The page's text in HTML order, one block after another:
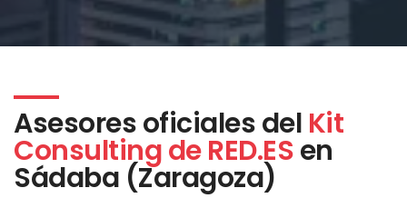
Asesores oficiales del Kit
Consulting de RED.ESen
Sádaba (Zaragoza)